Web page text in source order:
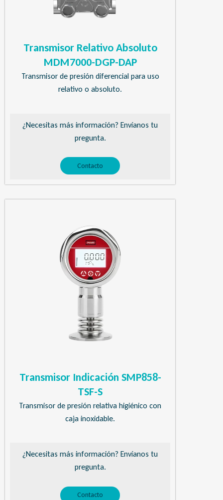
Transmisor Relativo Absoluto
MDM7000-DGP-DAP
Transmisor de presión diferencial para uso
relativo o absoluto.
¿Necesitas más información? Envíanos tu
pregunta.
Contacto
Transmisor Indicación SMP858-
TSF-S
Transmisor de presión relativa higiénico con
caja inoxidable.
¿Necesitas más información? Envíanos tu
pregunta.
Contacto